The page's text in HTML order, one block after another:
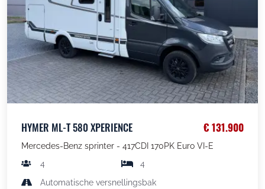
HYMER ML-T 580 XPERIENCE € 131.900
Mercedes-Benz sprinter - 417CDI 170PK Euro VI-E
4
4
Automatische versnellingsbak